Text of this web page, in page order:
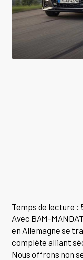
Temps de lecture :
Avec BAM-
en Allemagne se
complète alliant
Nous offrons non